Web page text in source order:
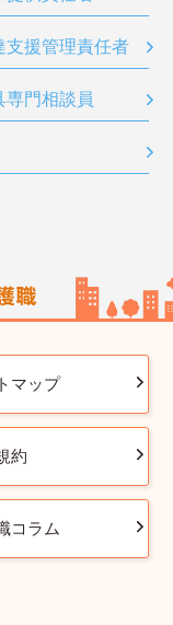
支援管理責任者
専門相談員
マップ
約
コラム